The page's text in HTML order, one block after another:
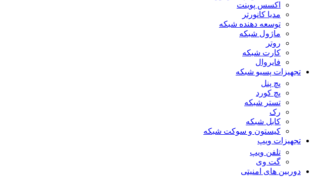
اکسس پوینت
مدیا کانورتر
توسعه دهنده شبکه
ماژول شبکه
روتر
کارت شبکه
فایروال
تجهیزات پسیو شبکه
پچ پنل
پچ کورد
تستر شبکه
رک
کابل شبکه
کیستون و سوکت شبکه
تجهیزات ویپ
تلفن ویپ
گت وی
دوربین های امنیتی